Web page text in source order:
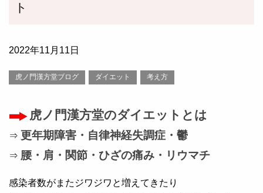
ト
2022年11月11日
虎ノ門漢方堂ブログ ダイエット 考え方
虎ノ門漢方堂のダイエットとは
⇒ 更年期障害・自律神経失調症・鬱
⇒ 腰・肩・関節・ひざの痛み・リウマチ
感染者数がまたジワジワと増えてきたり